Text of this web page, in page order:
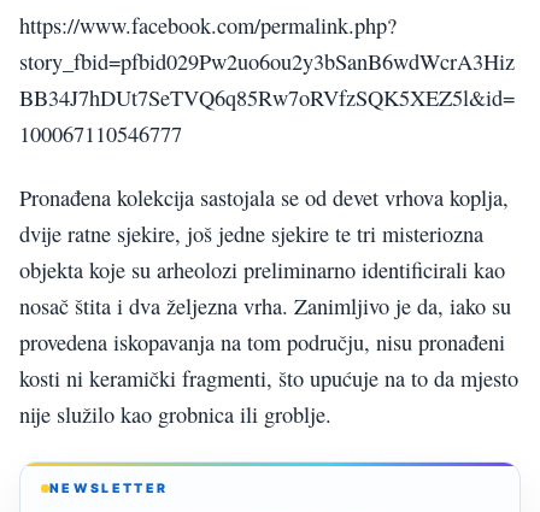
https://www.facebook.com/permalink.php?
story_fbid=pfbid029Pw2uo6ou2y3bSanB6wdWcrA3Hiz
BB34J7hDUt7SeTVQ6q85Rw7oRVfzSQK5XEZ5l&id=
100067110546777
Pronađena kolekcija sastojala se od devet vrhova koplja,
dvije ratne sjekire, još jedne sjekire te tri misteriozna
objekta koje su arheolozi preliminarno identificirali kao
nosač štita i dva željezna vrha. Zanimljivo je da, iako su
provedena iskopavanja na tom području, nisu pronađeni
kosti ni keramički fragmenti, što upućuje na to da mjesto
nije služilo kao grobnica ili groblje.
NEWSLETTER